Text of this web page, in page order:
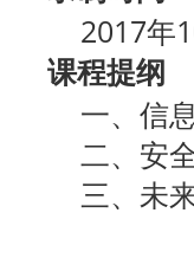
2017年
课程提纲
一、信
二、安
三、未